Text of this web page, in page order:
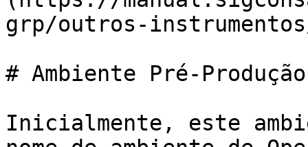
grp/outros-
# Ambiente Pré-Produção
Inicialmente, este